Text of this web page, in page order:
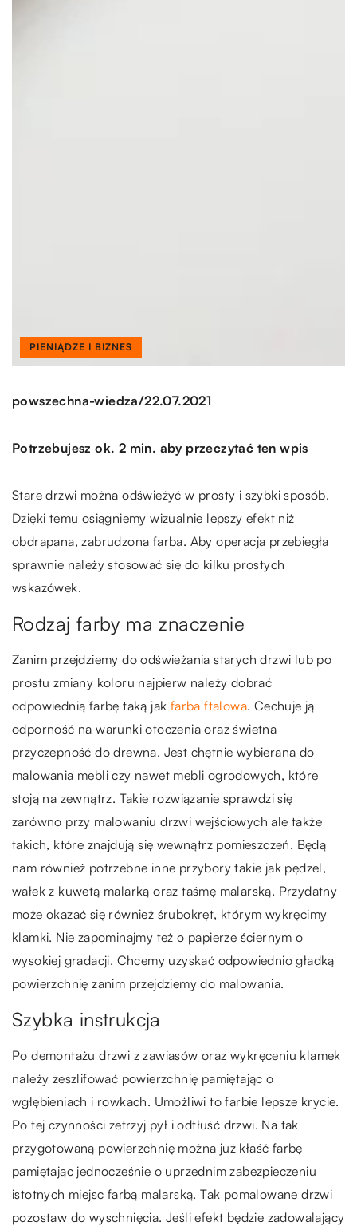
PIENIĄDZE I BIZNES
powszechna-wiedza/22.07.2021
Potrzebujesz ok. 2 min. aby przeczytać ten wpis
Stare drzwi można odświeżyć w prosty i szybki sposób.
Dzięki temu osiągniemy wizualnie lepszy efekt niż
obdrapana, zabrudzona farba. Aby operacja przebiegła
sprawnie należy stosować się do kilku prostych
wskazówek.
Rodzaj farby ma znaczenie
Zanim przejdziemy do odświeżania starych drzwi lub po
prostu zmiany koloru najpierw należy dobrać
odpowiednią farbę taką jak farba ftalowa. Cechuje ją
odporność na warunki otoczenia oraz świetna
przyczepność do drewna. Jest chętnie wybierana do
malowania mebli czy nawet mebli ogrodowych, które
stoją na zewnątrz. Takie rozwiązanie sprawdzi się
zarówno przy malowaniu drzwi wejściowych ale także
takich, które znajdują się wewnątrz pomieszczeń. Będą
nam również potrzebne inne przybory takie jak pędzel,
wałek z kuwetą malarką oraz taśmę malarską. Przydatny
może okazać się również śrubokręt, którym wykręcimy
klamki. Nie zapominajmy też o papierze ściernym o
wysokiej gradacji. Chcemy uzyskać odpowiednio gładką
powierzchnię zanim przejdziemy do malowania.
Szybka instrukcja
Po demontażu drzwi z zawiasów oraz wykręceniu klamek
należy zeszlifować powierzchnię pamiętając o
wgłębieniach i rowkach. Umożliwi to farbie lepsze krycie.
Po tej czynności zetrzyj pył i odtłuść drzwi. Na tak
przygotowaną powierzchnię można już kłaść farbę
pamiętając jednocześnie o uprzednim zabezpieczeniu
istotnych miejsc farbą malarską.Tak pomalowane drzwi
pozostaw do wyschnięcia. Jeśli efekt będzie zadowalający